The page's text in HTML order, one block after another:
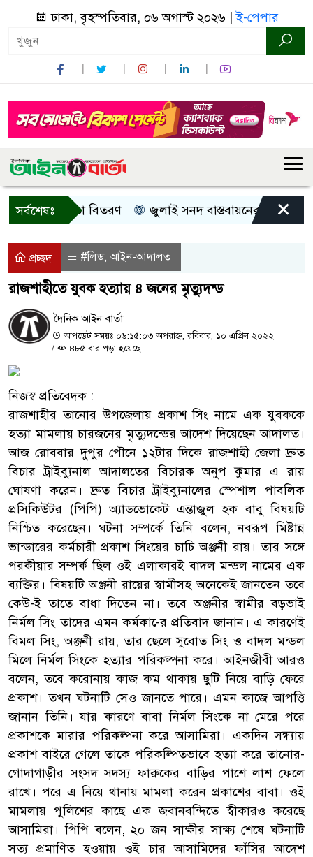
ঢাকা, বৃহস্পতিবার, ০৬ অগাস্ট ২০২৬ |ই-পেপার
সর্বশেষঃ
নগদ সহায়তা বিতরণ জুলাই সনদ বাস্তবায়নের দাবিতে
×
প্রচ্ছদ #লিড,আইন-আদালত
রাজশাহীতে যুবক হত্যায় ৪ জনের মৃত্যুদন্ড
দৈনিক আইন বার্তা
আপডেট সময়ঃ ০৬:১৫:০৩ অপরাহ্ন, রবিবার, ১০ এপ্রিল ২০২২
/
৪৮৫ বার পড়া হয়েছে
নিজস্ব প্রতিবেদক :
রাজশাহীর তানোর উপজেলায় প্রকাশ সিং নামে এক যুবককে
হত্যা মামলায় চারজনের মৃত্যুদন্ডের আদেশ দিয়েছেন আদালত।
আজ রোববার দুপুর পৌনে ১২টার দিকে রাজশাহী জেলা দ্রুত
বিচার ট্রাইব্যুনাল আদালতের বিচারক অনুপ কুমার এ রায়
ঘোষণা করেন। দ্রুত বিচার ট্রাইব্যুনালের স্পেশাল পাবলিক
প্রসিকিউটর (পিপি) অ্যাডভোকেট এন্তাজুল হক বাবু বিষয়টি
নিশ্চিত করেছেন। ঘটনা সম্পর্কে তিনি বলেন, নবরূপ মিষ্টান্ন
ভান্ডারের কর্মচারী প্রকাশ সিংয়ের চাচি অঞ্জনী রায়। তার সঙ্গে
পরকীয়ার সম্পর্ক ছিল ওই এলাকারই বাদল মন্ডল নামের এক
ব্যক্তির। বিষয়টি অঞ্জনী রায়ের স্বামীসহ অনেকেই জানতেন তবে
কেউ-ই তাতে বাধা দিতেন না। তবে অঞ্জনীর স্বামীর বড়ভাই
নির্মল সিং তাদের এমন কর্মকা-ের প্রতিবাদ জানান। এ কারণেই
বিমল সিং, অঞ্জনী রায়, তার ছেলে সুবোত সিং ও বাদল মন্ডল
মিলে নির্মল সিংকে হত্যার পরিকল্পনা করে। আইনজীবী আরও
বলেন, তবে করোনায় কাজ কম থাকায় ছুটি নিয়ে বাড়ি ফেরে
প্রকাশ। তখন ঘটনাটি সেও জানতে পারে। এমন কাজে আপত্তি
জানান তিনি। যার কারণে বাবা নির্মল সিংকে না মেরে পরে
প্রকাশকে মারার পরিকল্পনা করে আসামিরা। একদিন সন্ধ্যায়
প্রকাশ বাইরে গেলে তাকে পরিকল্পিতভাবে হত্যা করে তানোর-
গোদাগাড়ীর সংসদ সদস্য ফারুকের বাড়ির পাশে লাশ ফেলে
রাখে। পরে এ নিয়ে থানায় মামলা করেন প্রকাশের বাবা। ওই
মামলায় পুলিশের কাছে এক জবানবন্দিতে স্বীকারও করেছে
আসামিরা। পিপি বলেন, ২০ জন সাক্ষীর সাক্ষ্য শেষে ঘটনাটি
সত্য প্রমাণিত হওয়ায় ওই চার আসামিদের ফাঁসির আদেশ